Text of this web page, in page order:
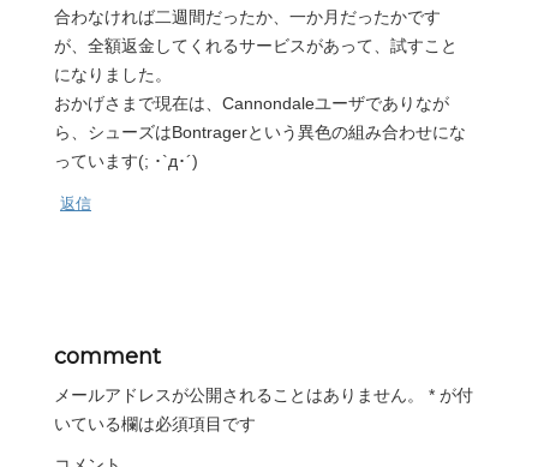
合わなければ二週間だったか、一か月だったかです
が、全額返金してくれるサービスがあって、試すこと
になりました。
おかげさまで現在は、Cannondaleユーザでありなが
ら、シューズはBontragerという異色の組み合わせにな
っています(; ･`д･´)
返信
comment
メールアドレスが公開されることはありません。 * が付
いている欄は必須項目です